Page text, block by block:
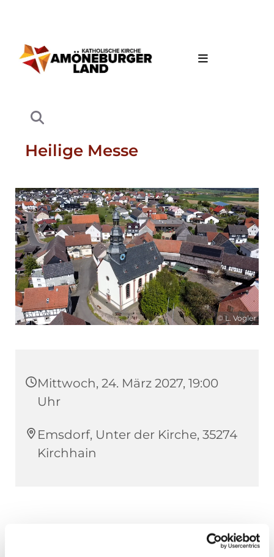
Heilige Messe
© L. Vogler
Mittwoch, 24. März 2027, 19:00
Uhr
Emsdorf, Unter der Kirche, 35274
Kirchhain